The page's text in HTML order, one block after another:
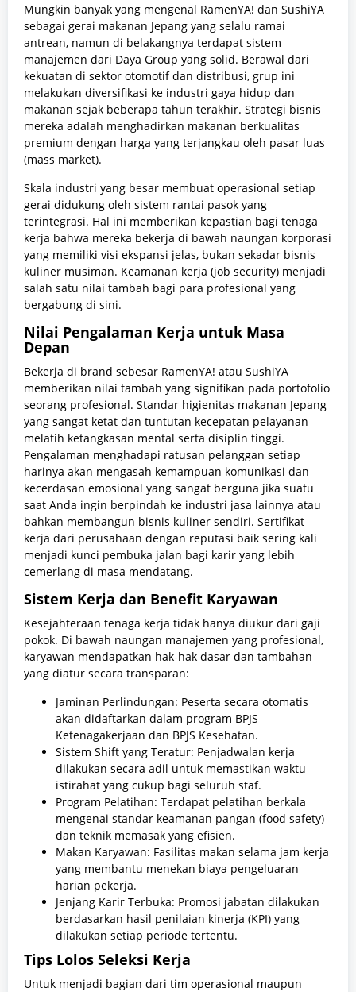
Mungkin banyak yang mengenal RamenYA! dan SushiYA
sebagai gerai makanan Jepang yang selalu ramai
antrean, namun di belakangnya terdapat sistem
manajemen dari Daya Group yang solid. Berawal dari
kekuatan di sektor otomotif dan distribusi, grup ini
melakukan diversifikasi ke industri gaya hidup dan
makanan sejak beberapa tahun terakhir. Strategi bisnis
mereka adalah menghadirkan makanan berkualitas
premium dengan harga yang terjangkau oleh pasar luas
(mass market).
Skala industri yang besar membuat operasional setiap
gerai didukung oleh sistem rantai pasok yang
terintegrasi. Hal ini memberikan kepastian bagi tenaga
kerja bahwa mereka bekerja di bawah naungan korporasi
yang memiliki visi ekspansi jelas, bukan sekadar bisnis
kuliner musiman. Keamanan kerja (job security) menjadi
salah satu nilai tambah bagi para profesional yang
bergabung di sini.
Nilai Pengalaman Kerja untuk Masa
Depan
Bekerja di brand sebesar RamenYA! atau SushiYA
memberikan nilai tambah yang signifikan pada portofolio
seorang profesional. Standar higienitas makanan Jepang
yang sangat ketat dan tuntutan kecepatan pelayanan
melatih ketangkasan mental serta disiplin tinggi.
Pengalaman menghadapi ratusan pelanggan setiap
harinya akan mengasah kemampuan komunikasi dan
kecerdasan emosional yang sangat berguna jika suatu
saat Anda ingin berpindah ke industri jasa lainnya atau
bahkan membangun bisnis kuliner sendiri. Sertifikat
kerja dari perusahaan dengan reputasi baik sering kali
menjadi kunci pembuka jalan bagi karir yang lebih
cemerlang di masa mendatang.
Sistem Kerja dan Benefit Karyawan
Kesejahteraan tenaga kerja tidak hanya diukur dari gaji
pokok. Di bawah naungan manajemen yang profesional,
karyawan mendapatkan hak-hak dasar dan tambahan
yang diatur secara transparan:
Jaminan Perlindungan: Peserta secara otomatis
akan didaftarkan dalam program BPJS
Ketenagakerjaan dan BPJS Kesehatan.
Sistem Shift yang Teratur: Penjadwalan kerja
dilakukan secara adil untuk memastikan waktu
istirahat yang cukup bagi seluruh staf.
Program Pelatihan: Terdapat pelatihan berkala
mengenai standar keamanan pangan (food safety)
dan teknik memasak yang efisien.
Makan Karyawan: Fasilitas makan selama jam kerja
yang membantu menekan biaya pengeluaran
harian pekerja.
Jenjang Karir Terbuka: Promosi jabatan dilakukan
berdasarkan hasil penilaian kinerja (KPI) yang
dilakukan setiap periode tertentu.
Tips Lolos Seleksi Kerja
Untuk menjadi bagian dari tim operasional maupun